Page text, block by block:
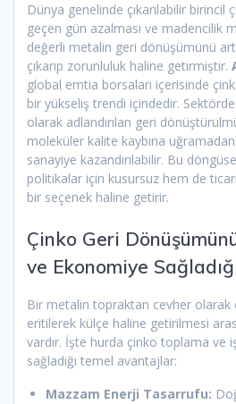
Dünya genelinde çıkarılabilir birincil
geçen gün azalması ve madencilik
değerli metalin geri dönüşümünü
çıkarıp zorunluluk haline getirmiştir.
global emtia borsaları içerisinde
bir yükseliş trendi içindedir.
olarak adlandırılan geri
moleküler kalite kaybına
sanayiye kazandırılabilir. Bu
politikalar için kusursuz hem de
bir seçenek haline getirir.
Çinko Geri
ve Ekonomiye
Bir metalin topraktan cevher olarak
eritilerek külçe haline getirilmesi
vardır. İşte hurda çinko toplama ve
sağladığı temel avantajlar:
Mazzam Enerji Tasarrufu: